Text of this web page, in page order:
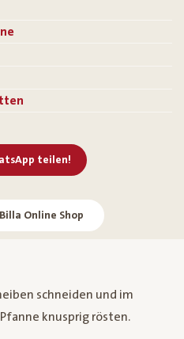
teilen!
Online Shop
schneiden und im
knusprig rösten.